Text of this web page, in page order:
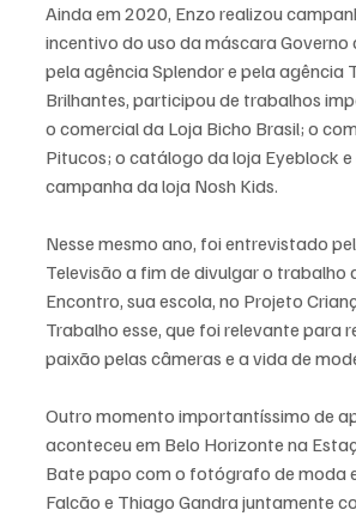
Ainda em 2020, Enzo realizou
incentivo do uso da máscara Governo
pela agência Splendor e pela agência
Brilhantes, participou de trabalhos
o comercial da Loja Bicho Brasil; o
Pitucos; o catálogo da loja Eyeblock e
campanha da loja Nosh Kids.
Nesse mesmo ano, foi entrevistado
Televisão a fim de divulgar o trabalho
Encontro, sua escola, no Projeto
Trabalho esse, que foi relevante para
paixão pelas câmeras e a vida de
Outro momento importantíssimo de
aconteceu em Belo Horizonte na
Bate papo com o fotógrafo de moda
Falcão e Thiago Gandra juntamente